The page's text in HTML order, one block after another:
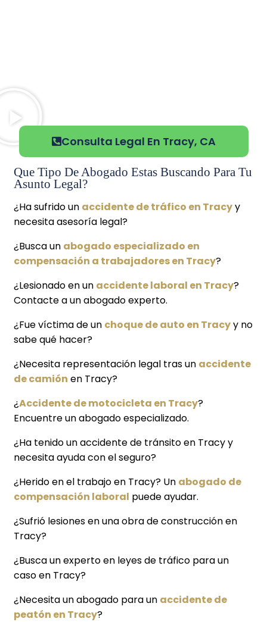
Consulta Legal En Tracy, CA
Que Tipo De Abogado Estas Buscando Para Tu
Asunto Legal?
¿Ha sufrido un accidente de tráfico en Tracyy
necesita asesoría legal?
¿Busca un abogado especializado en
compensación a trabajadores en Tracy?
¿Lesionado en un accidente laboral en Tracy?
Contacte a un abogado experto.
¿Fue víctima de un choque de auto en Tracyy no
sabe qué hacer?
¿Necesita representación legal tras un accidente
de camión en Tracy?
¿Accidente de motocicleta en Tracy?
Encuentre un abogado especializado.
¿Ha tenido un accidente de tránsito en Tracy y
necesita ayuda con el seguro?
¿Herido en el trabajo en Tracy? Un abogado de
compensación laboral puede ayudar.
¿Sufrió lesiones en una obra de construcción en
Tracy?
¿Busca un experto en leyes de tráfico para un
caso en Tracy?
¿Necesita un abogado para un accidente de
peatón en Tracy?